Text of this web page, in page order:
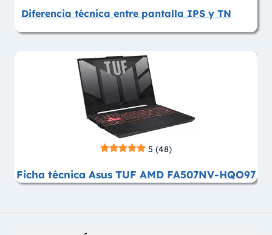
Diferencia técnica entre pantalla IPS y TN
5 (48)
Ficha técnica Asus TUF AMD FA507NV-HQO97